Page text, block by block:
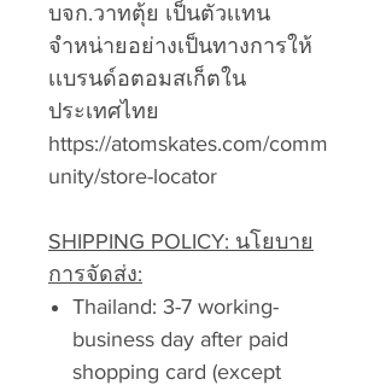
บจก.วาทตุ้ย เป็นตัวเเทน
จำหน่ายอย่างเป็นทางการให้
เเบรนด์อตอมสเก็ตใน
ประเทศไทย
https://atomskates.com/comm
unity/store-locator
SHIPPING POLICY: นโยบาย
การจัดส่ง:
Thailand: 3-7 working-
business day after paid
shopping card (except